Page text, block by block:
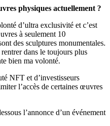
physiques actuellement ?
d’ultra exclusivité et c’est
à seulement 10
des sculptures monumentales.
dans le toujours plus
bien ma volonté.
NFT et d’investisseurs
l’accès de certaines œuvres
l’annonce d’un événement